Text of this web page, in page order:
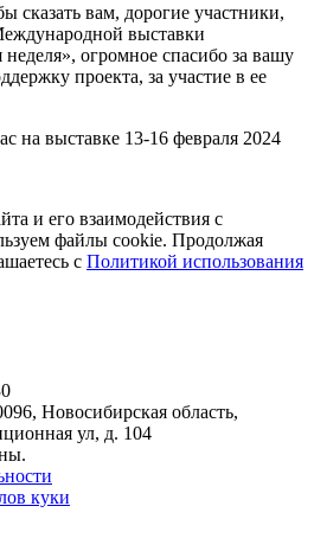
сказать вам, дорогие участники,
выставки
неделя», огромное спасибо за вашу
проекта, за участие в ее
на выставке 13-16 февраля 2024
и его взаимодействия с
файлы cookie. Продолжая
с Политикой использования
Новосибирская область,
ул, д. 104
куки